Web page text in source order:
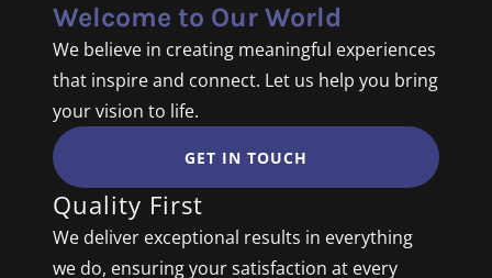
Welcome to Our World
We believe in creating meaningful experiences
that inspire and connect. Let us help you bring
your vision to life.
GET IN TOUCH
Quality First
We deliver exceptional results in everything
we do, ensuring your satisfaction at every